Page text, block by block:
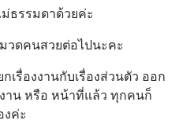
ธรรมดาด้วยค่ะ
วดคนสวยต่อไปนะคะ
เรื่องงานกับเรื่องส่วนตัว ออก
าน หรือ หน้าที่แล้ว ทุกคนก็
งค่ะ